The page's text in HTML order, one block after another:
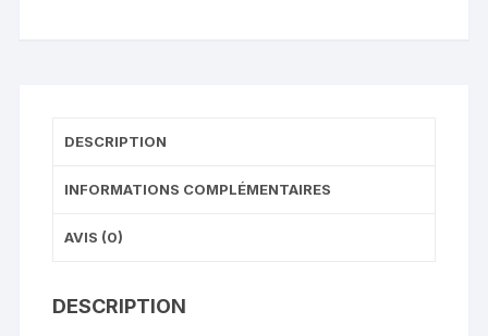
Rouge
DESCRIPTION
INFORMATIONS COMPLÉMENTAIRES
AVIS (0)
DESCRIPTION